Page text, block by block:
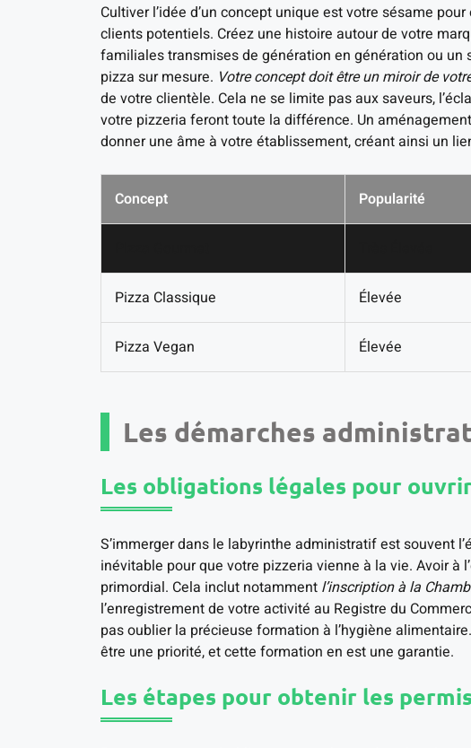
Cultiver l’idée d’un concept unique est votre sésame
clients potentiels. Créez une histoire autour de votre
familiales transmises de génération en génération ou un
pizza sur mesure. Votre concept doit être un miroir de
de votre clientèle. Cela ne se limite pas aux saveurs,
votre pizzeria feront toute la différence. Un
donner une âme à votre établissement, créant ainsi un
Concept Popularité
Pizza Classique Élevée
Pizza Vegan Élevée
Les démarches
Les obligations légales pour
S’immerger dans le labyrinthe administratif est souvent
inévitable pour que votre pizzeria vienne à la vie. Avoir à
primordial. Cela inclut notamment l’inscription à la
l’enregistrement de votre activité au Registre du
pas oublier la précieuse formation à l’hygiène
être une priorité, et cette formation en est une garantie.
Les étapes pour obtenir les